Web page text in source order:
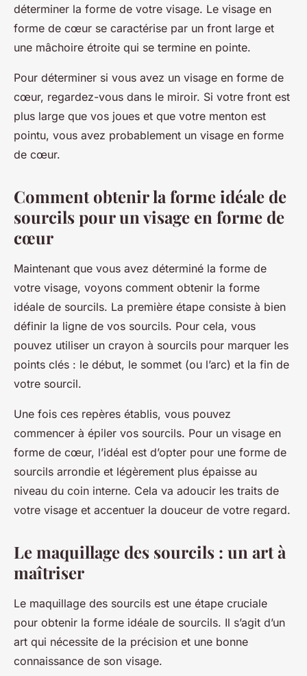
déterminer la forme de votre visage. Le visage en
forme de cœur se caractérise par un front large et
une mâchoire étroite qui se termine en pointe.
Pour déterminer si vous avez un visage en forme de
cœur, regardez-vous dans le miroir. Si votre front est
plus large que vos joues et que votre menton est
pointu, vous avez probablement un visage en forme
de cœur.
Comment obtenir la forme idéale de
sourcils pour un visage en forme de
cœur
Maintenant que vous avez déterminé la forme de
votre visage, voyons comment obtenir la forme
idéale de sourcils. La première étape consiste à bien
définir la ligne de vos sourcils. Pour cela, vous
pouvez utiliser un crayon à sourcils pour marquer les
points clés : le début, le sommet (ou l’arc) et la fin de
votre sourcil.
Une fois ces repères établis, vous pouvez
commencer à épiler vos sourcils. Pour un visage en
forme de cœur, l’idéal est d’opter pour une forme de
sourcils arrondie et légèrement plus épaisse au
niveau du coin interne. Cela va adoucir les traits de
votre visage et accentuer la douceur de votre regard.
Le maquillage des sourcils : un art à
maîtriser
Le maquillage des sourcils est une étape cruciale
pour obtenir la forme idéale de sourcils. Il s’agit d’un
art qui nécessite de la précision et une bonne
connaissance de son visage.